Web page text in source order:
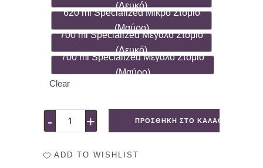
(Λευκό)
620 ml Specialized Μικρό Στόμιο
(Μαύρο)
700 ml Specialized Μεγάλο Στόμιο
(Λευκό)
700 ml Specialized Μεγάλο Στόμιο
(Μαύρο)
Clear
Μπουκάλι
Tailwind
ΠΡΟΣΘΉΚΗ ΣΤΟ ΚΑΛΆΘΙ
ADD TO WISHLIST